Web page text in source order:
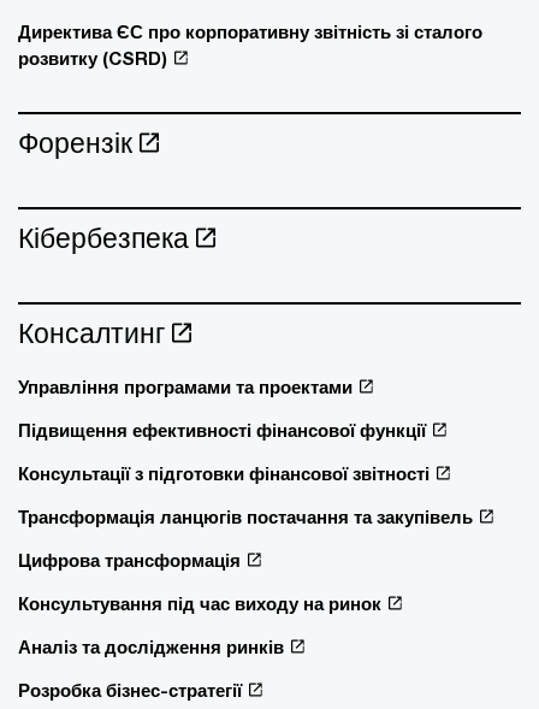
Директива ЄС про корпоративну звітність зі сталого
розвитку (CSRD)
Форензік
Кібербезпека
Консалтинг
Управління програмами та проектами
Підвищення ефективності фінансової функції
Консультації з підготовки фінансової звітності
Трансформація ланцюгів постачання та закупівель
Цифрова трансформація
Консультування під час виходу на ринок
Аналіз та дослідження ринків
Розробка бізнес-стратегії